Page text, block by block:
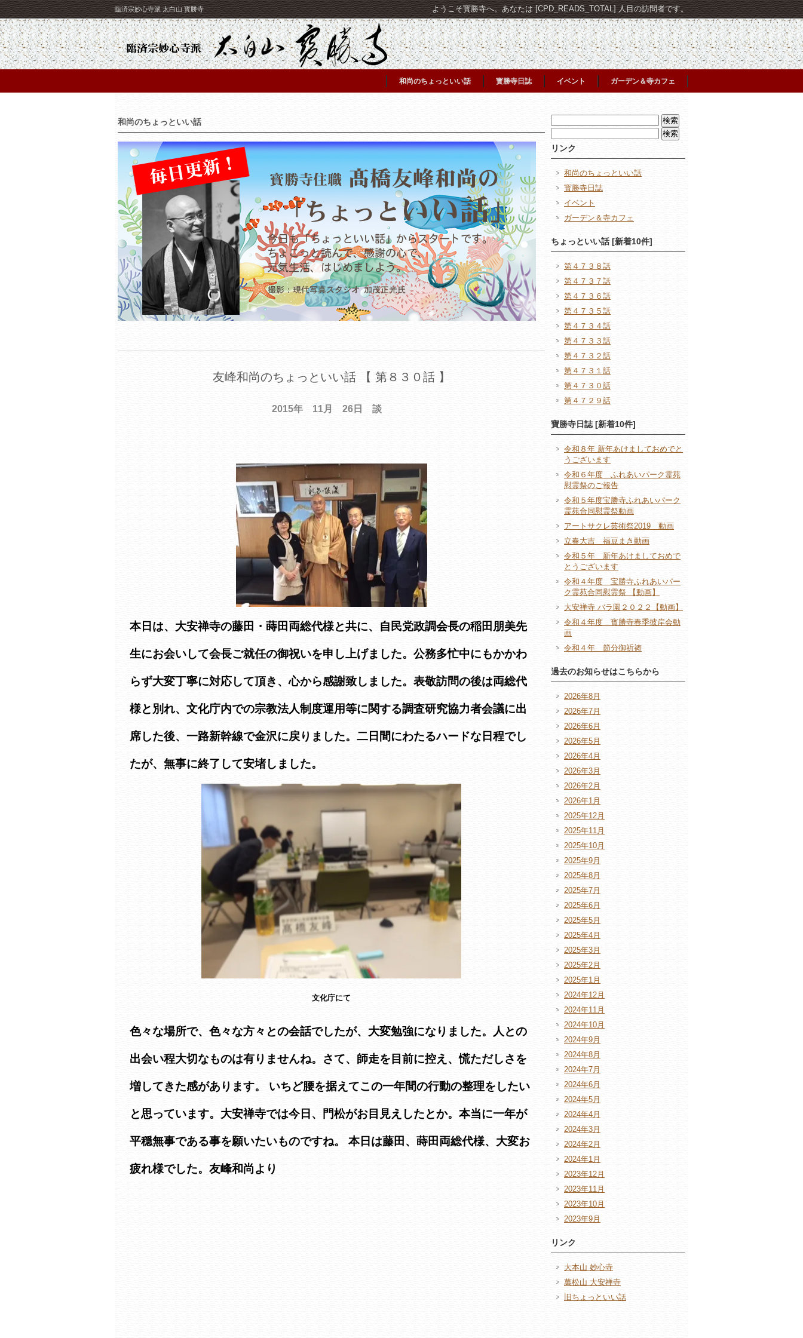
臨済宗妙心寺派 太白山 寳勝寺 ようこそ寳勝寺へ。あなたは [CPD_READS_TOTAL] 人目の訪問者です。
和尚のちょっといい話 寳勝寺日誌 イベント ガーデン＆寺カフェ
和尚のちょっといい話
友峰和尚のちょっといい話 【 第８３０話 】
2015年 11月 26日 談
本日は、大安禅寺の藤田・蒔田両総代様と共に、自民党政調会長の稲田朋美先
生にお会いして会長ご就任の御祝いを申し上げました。公務多忙中にもかかわ
らず大変丁寧に対応して頂き、心から感謝致しました。表敬訪問の後は両総代
様と別れ、文化庁内での宗教法人制度運用等に関する調査研究協力者会議に出
席した後、一路新幹線で金沢に戻りました。二日間にわたるハードな日程でし
たが、無事に終了して安堵しました。
文化庁にて
色々な場所で、色々な方々との会話でしたが、大変勉強になりました。人との
出会い程大切なものは有りませんね。さて、師走を目前に控え、慌ただしさを
増してきた感があります。 いちど腰を据えてこの一年間の行動の整理をしたい
と思っています。大安禅寺では今日、門松がお目見えしたとか。本当に一年が
平穏無事である事を願いたいものですね。 本日は藤田、蒔田両総代様、大変お
疲れ様でした。友峰和尚より
索:
索:
リンク
和尚のちょっといい話
寳勝寺日誌
イベント
ガーデン＆寺カフェ
ちょっといい話 [新着10件]
第４７３８話
第４７３７話
第４７３６話
第４７３５話
第４７３４話
第４７３３話
第４７３２話
第４７３１話
第４７３０話
第４７２９話
寶勝寺日誌 [新着10件]
令和８年 新年あけましておめでと
うございます
令和６年度 ふれあいパーク霊苑
慰霊祭のご報告
令和５年度宝勝寺ふれあいパーク
霊苑合同慰霊祭動画
アートサクレ芸術祭2019 動画
立春大吉 福豆まき動画
令和５年 新年あけましておめで
とうございます
令和４年度 宝勝寺ふれあいパー
ク霊苑合同慰霊祭 【動画】
大安禅寺 バラ園２０２２【動画】
令和４年度 寳勝寺春季彼岸会動
画
令和４年 節分御祈祷
過去のお知らせはこちらから
2026年8月
2026年7月
2026年6月
2026年5月
2026年4月
2026年3月
2026年2月
2026年1月
2025年12月
2025年11月
2025年10月
2025年9月
2025年8月
2025年7月
2025年6月
2025年5月
2025年4月
2025年3月
2025年2月
2025年1月
2024年12月
2024年11月
2024年10月
2024年9月
2024年8月
2024年7月
2024年6月
2024年5月
2024年4月
2024年3月
2024年2月
2024年1月
2023年12月
2023年11月
2023年10月
2023年9月
リンク
大本山 妙心寺
萬松山 大安禅寺
旧ちょっといい話